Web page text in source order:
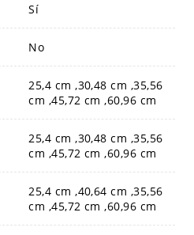
Sí
No
25,4 cm ,30,48 cm ,35,56
cm ,45,72 cm ,60,96 cm
25,4 cm ,30,48 cm ,35,56
cm ,45,72 cm ,60,96 cm
25,4 cm ,40,64 cm ,35,56
cm ,45,72 cm ,60,96 cm